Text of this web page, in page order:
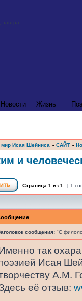
Новости Жизнь
Исая Шейниса » САЙТ »
и
Страница 1 из 1 [ 1
сообщения: "С
так
Исая
А.М.
её отзыв: